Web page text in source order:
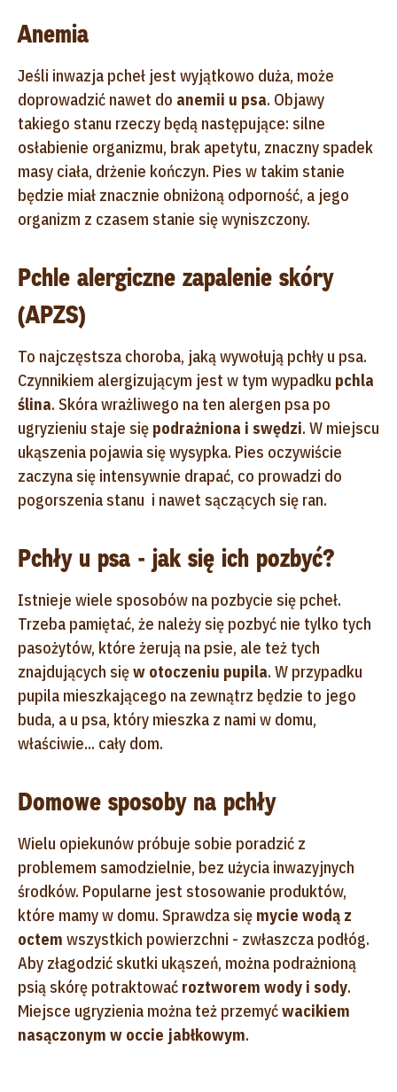
Anemia
Jeśli inwazja pcheł jest wyjątkowo duża, może
doprowadzić nawet do anemii u psa. Objawy
takiego stanu rzeczy będą następujące: silne
osłabienie organizmu, brak apetytu, znaczny spadek
masy ciała, drżenie kończyn. Pies w takim stanie
będzie miał znacznie obniżoną odporność, a jego
organizm z czasem stanie się wyniszczony.
Pchle alergiczne zapalenie skóry
(APZS)
To najczęstsza choroba, jaką wywołują pchły u psa.
Czynnikiem alergizującym jest w tym wypadku pchla
ślina. Skóra wrażliwego na ten alergen psa po
ugryzieniu staje się podrażniona i swędzi. W miejscu
ukąszenia pojawia się wysypka. Pies oczywiście
zaczyna się intensywnie drapać, co prowadzi do
pogorszenia stanu i nawet sączących się ran.
Pchły u psa - jak się ich pozbyć?
Istnieje wiele sposobów na pozbycie się pcheł.
Trzeba pamiętać, że należy się pozbyć nie tylko tych
pasożytów, które żerują na psie, ale też tych
znajdujących sięw otoczeniu pupila. W przypadku
pupila mieszkającego na zewnątrz będzie to jego
buda, a u psa, który mieszka z nami w domu,
właściwie... cały dom.
Domowe sposoby na pchły
Wielu opiekunów próbuje sobie poradzić z
problemem samodzielnie, bez użycia inwazyjnych
środków. Popularne jest stosowanie produktów,
które mamy w domu. Sprawdza się mycie wodą z
octem wszystkich powierzchni - zwłaszcza podłóg.
Aby złagodzić skutki ukąszeń, można podrażnioną
psią skórę potraktować roztworem wody i sody.
Miejsce ugryzienia można też przemyćwacikiem
nasączonym w occie jabłkowym.